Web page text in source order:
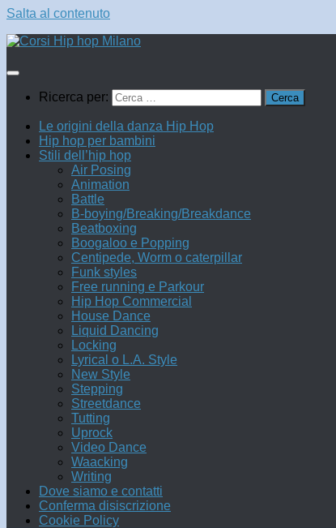
Salta al contenuto
Ricerca per:
Le origini della danza Hip Hop
Hip hop per bambini
Stili dell’hip hop
Air Posing
Animation
Battle
B-boying/Breaking/Breakdance
Beatboxing
Boogaloo e Popping
Centipede, Worm o caterpillar
Funk styles
Free running e Parkour
Hip Hop Commercial
House Dance
Liquid Dancing
Locking
Lyrical o L.A. Style
New Style
Stepping
Streetdance
Tutting
Uprock
Video Dance
Waacking
Writing
Dove siamo e contatti
Conferma disiscrizione
Cookie Policy